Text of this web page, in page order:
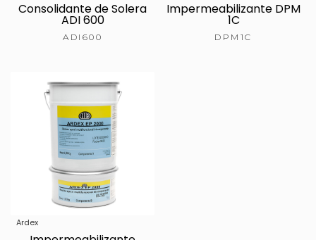
Consolidante de Solera
ADI 600
ADI600
Impermeabilizante DPM
1C
DPM1C
Ardex